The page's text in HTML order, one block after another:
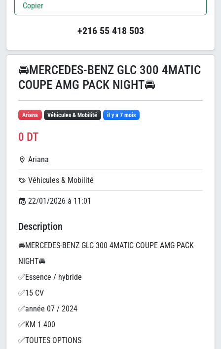
Copier
+216 55 418 503
🚘MERCEDES-BENZ GLC 300 4MATIC
COUPE AMG PACK NIGHT🚘
Ariana Véhicules & Mobilité il y a 7 mois
0 DT
Ariana
Véhicules & Mobilité
22/01/2026 à 11:01
Description
🚘MERCEDES-BENZ GLC 300 4MATIC COUPE AMG PACK
NIGHT🚘
✅Essence / hybride
✅15 CV
✅année 07 / 2024
✅KM 1 400
✅TOUTES OPTIONS